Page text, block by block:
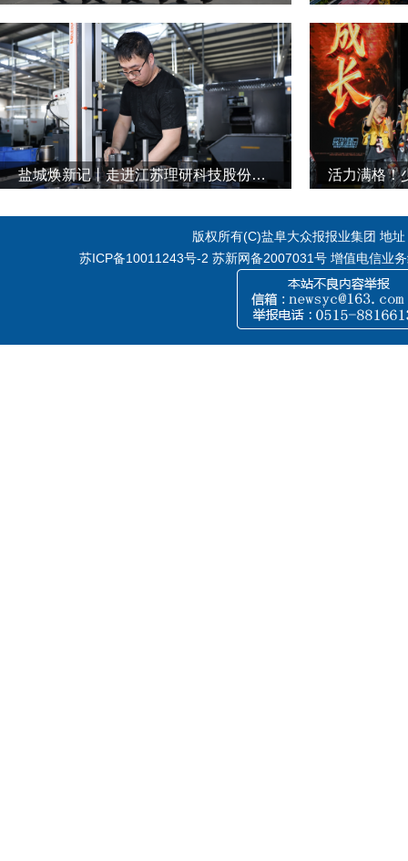
盐城焕新记丨走进江苏理研科技股份有限公司 活力满格！
版权所有(C)盐阜大众报报业集团 地
苏ICP备10011243号-2 苏新网备2007031号 增值电信业